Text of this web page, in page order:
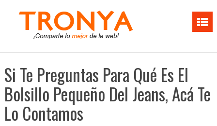
Si Te Preguntas Para Qué Es El
Bolsillo Pequeño Del Jeans, Acá Te
Lo Contamos